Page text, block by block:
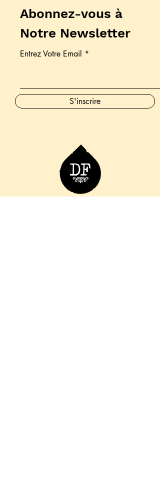
Abonnez-vous à
Notre Newsletter
Entrez Votre Email
S'inscrire